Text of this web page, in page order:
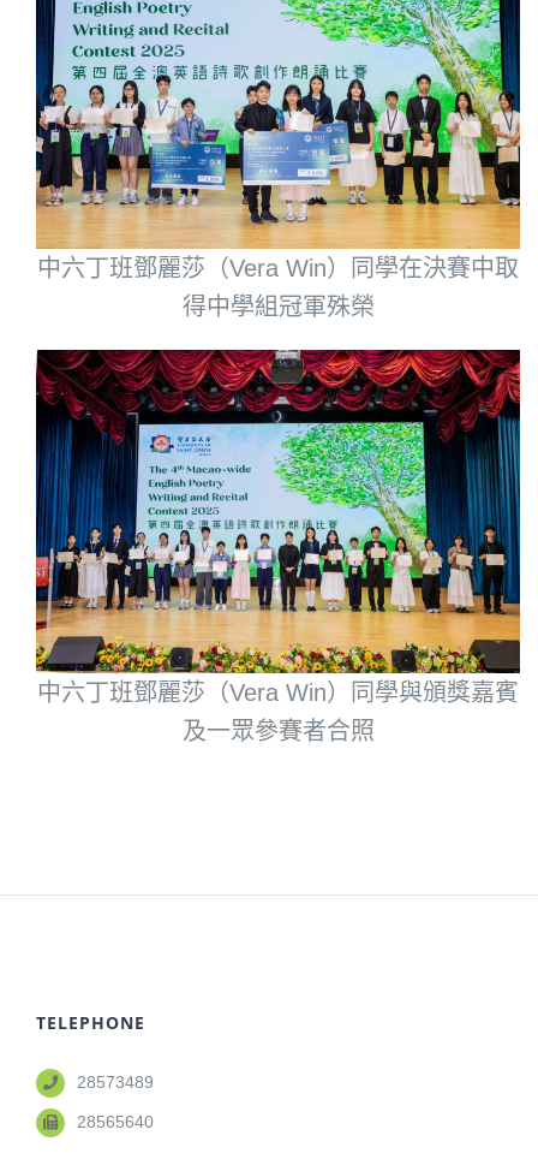
中六丁班鄧麗莎（Vera Win）同學在決賽中取
得中學組冠軍殊榮
中六丁班鄧麗莎（Vera Win）同學與頒獎嘉賓
及一眾參賽者合照
TELEPHONE
28573489
28565640